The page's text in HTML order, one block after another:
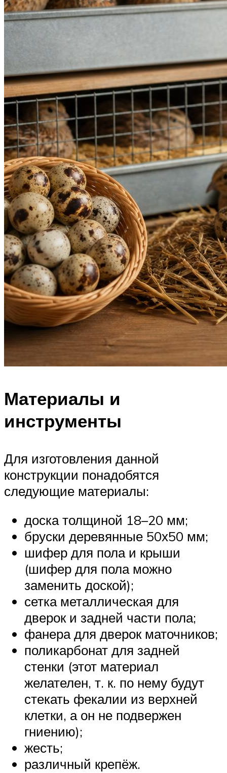
Материалы и
инструменты
Для изготовления данной
конструкции понадобятся
следующие материалы:
доска толщиной 18–20 мм;
бруски деревянные 50х50 мм;
шифер для пола и крыши
(шифер для пола можно
заменить доской);
сетка металлическая для
дверок и задней части пола;
фанера для дверок маточников;
поликарбонат для задней
стенки (этот материал
желателен, т. к. по нему будут
стекать фекалии из верхней
клетки, а он не подвержен
гниению);
жесть;
различный крепёж.